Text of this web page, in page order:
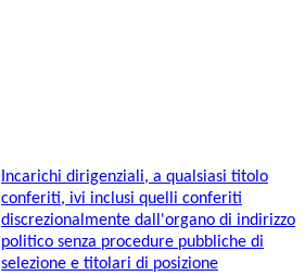
Incarichi dirigenziali, a qualsiasi titolo
conferiti, ivi inclusi quelli conferiti
discrezionalmente dall'organo di indirizzo
politico senza procedure pubbliche di
selezione e titolari di posizione